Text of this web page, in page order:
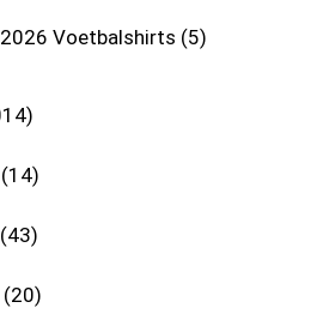
Voetbalshirts 5
14
43
20